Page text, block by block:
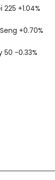
225 +1.04%
+0.70%
50 -0.33%